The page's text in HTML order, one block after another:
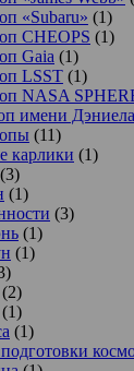
«Subaru» (1)
CHEOPS (1)
Gaia (1)
LSST (1)
NASA
имени
(11)
карлики (1)
(3)
(1)
(3)
(1)
(1)
(2)
(1)
(1)